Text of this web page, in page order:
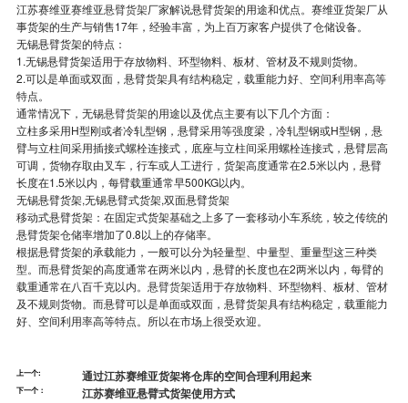
江苏赛维亚赛维亚悬臂货架厂家解说悬臂货架的用途和优点。赛维亚货架厂从
事货架的生产与销售17年，经验丰富，为上百万家客户提供了仓储设备。
无锡悬臂货架的特点：
1.无锡悬臂货架适用于存放物料、环型物料、板材、管材及不规则货物。
2.可以是单面或双面，悬臂货架具有结构稳定，载重能力好、空间利用率高等
特点。
通常情况下，无锡悬臂货架的用途以及优点主要有以下几个方面：
立柱多采用H型刚或者冷轧型钢，悬臂采用等强度梁，冷轧型钢或H型钢，悬
臂与立柱间采用插接式螺栓连接式，底座与立柱间采用螺栓连接式，悬臂层高
可调，货物存取由叉车，行车或人工进行，货架高度通常在2.5米以内，悬臂
长度在1.5米以内，每臂载重通常早500KG以内。
无锡悬臂货架,无锡悬臂式货架,双面悬臂货架
移动式悬臂货架：在固定式货架基础之上多了一套移动小车系统，较之传统的
悬臂货架仓储率增加了0.8以上的存储率。
根据悬臂货架的承载能力，一般可以分为轻量型、中量型、重量型这三种类
型。而悬臂货架的高度通常在两米以内，悬臂的长度也在2两米以内，每臂的
载重通常在八百千克以内。 悬臂货架适用于存放物料、环型物料、板材、管材
及不规则货物。而悬臂可以是单面或双面，悬臂货架具有结构稳定，载重能力
好、空间利用率高等特点。所以在市场上很受欢迎。
上一个: 通过江苏赛维亚货架将仓库的空间合理利用起来
下一个： 江苏赛维亚悬臂式货架使用方式